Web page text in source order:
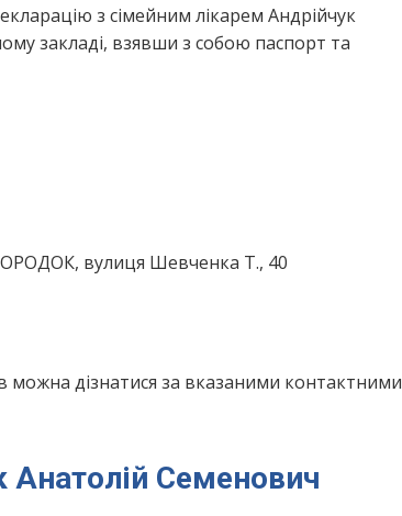
з сімейним лікарем Андрійчук
закладі, взявши з собою паспорт та
вулиця Шевченка Т., 40
дізнатися за вказаними контактними
Анатолій Семенович